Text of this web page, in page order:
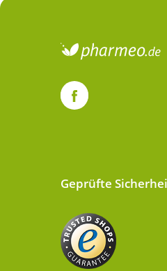
Geprüfte